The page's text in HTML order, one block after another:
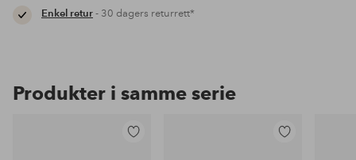
Enkel retur- 30 dagers returrett*
Produkter i samme serie